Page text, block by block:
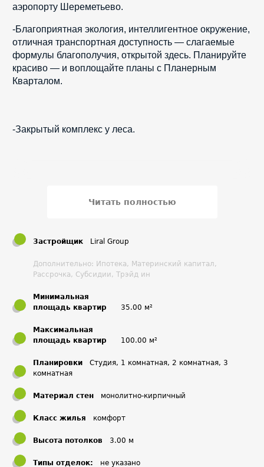
аэропорту Шереметьево.
-Благоприятная экология, интеллигентное окружение,
отличная транспортная доступность — слагаемые
формулы благополучия, открытой здесь. Планируйте
красиво — и воплощайте планы с Планерным
Кварталом.
-Закрытый комплекс у леса.
Читать полностью
Застройщик Liral Group
Дополнительно: Ипотека, Материнский капитал,
Рассрочка, Субсидии, Трэйд ин
Минимальная
площадь квартир
35.00 м²
Максимальная
площадь квартир
100.00 м²
Планировки
Студия, 1 комнатная, 2 комнатная, 3
комнатная
Материал стен монолитно-кирпичный
Класс жилья комфорт
Высота потолков 3.00 м
Типы отделок: не указано